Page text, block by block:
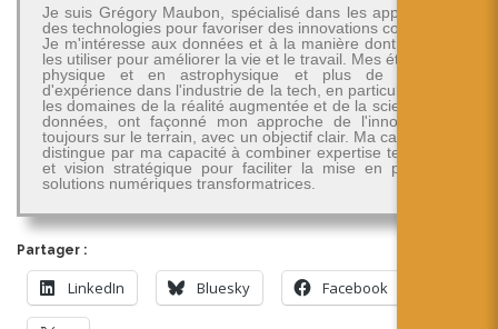
Je suis Grégory Maubon, spécialisé dans les applications
des technologies pour favoriser des innovations concrètes.
Je m'intéresse aux données et à la manière dont on peut
les utiliser pour améliorer la vie et le travail. Mes études en
physique et en astrophysique et plus de 30 ans
d'expérience dans l'industrie de la tech, en particulier dans
les domaines de la réalité augmentée et de la science des
données, ont façonné mon approche de l'innovation -
toujours sur le terrain, avec un objectif clair. Ma carrière se
distingue par ma capacité à combiner expertise technique
et vision stratégique pour faciliter la mise en place de
solutions numériques transformatrices.
Partager :
LinkedIn Bluesky Facebook